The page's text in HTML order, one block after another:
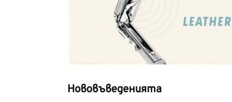
Нововъведенията